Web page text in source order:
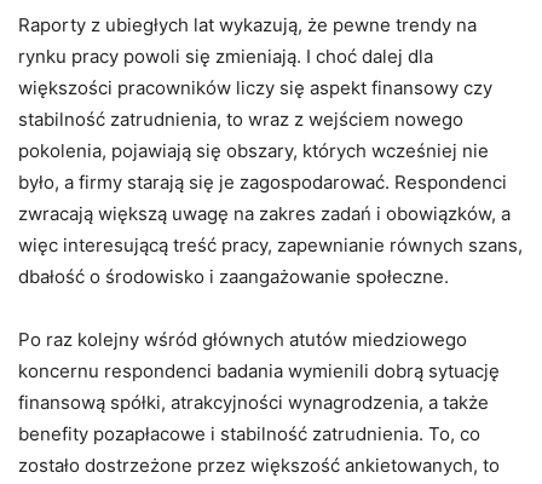
Raporty z ubiegłych lat wykazują, że pewne trendy na
rynku pracy powoli się zmieniają. I choć dalej dla
większości pracowników liczy się aspekt finansowy czy
stabilność zatrudnienia, to wraz z wejściem nowego
pokolenia, pojawiają się obszary, których wcześniej nie
było, a firmy starają się je zagospodarować. Respondenci
zwracają większą uwagę na zakres zadań i obowiązków, a
więc interesującą treść pracy, zapewnianie równych szans,
dbałość o środowisko i zaangażowanie społeczne.
Po raz kolejny wśród głównych atutów miedziowego
koncernu respondenci badania wymienili dobrą sytuację
finansową spółki, atrakcyjności wynagrodzenia, a także
benefity pozapłacowe i stabilność zatrudnienia. To, co
zostało dostrzeżone przez większość ankietowanych, to